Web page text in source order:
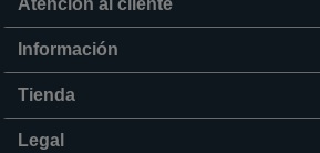
Atención al cliente
Información
Tienda
Legal